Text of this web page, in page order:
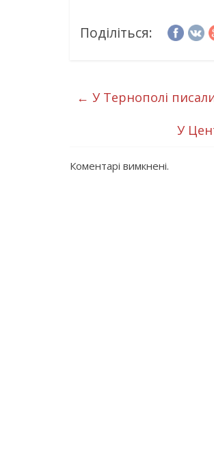
Поділіться:
← У Тернополі
У
Коментарі вимкнені.